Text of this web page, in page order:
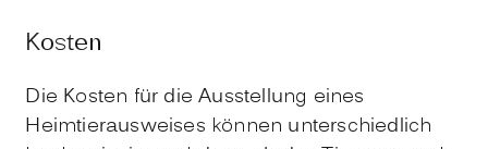
Kosten
Die Kosten für die Ausstellung eines
Heimtierausweises können unterschiedlich